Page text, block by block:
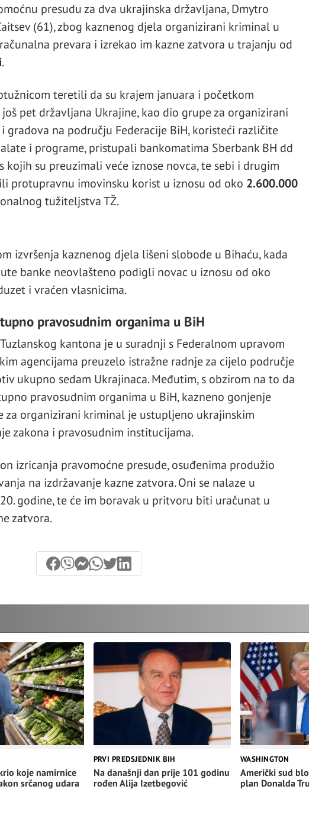
presudu za dva ukrajinska državljana, Dmytro
(61), zbog kaznenog djela organizirani kriminal u
prevara i izrekao im kazne zatvora u trajanju od
.
teretili da su krajem januara i početkom
pet državljana Ukrajine, kao dio grupe za organizirani
gradova na području Federacije BiH, koristeći različite
i programe, pristupali bankomatima Sberbank BH dd
kojih su preuzimali veće iznose novca, te sebi i drugim
protupravnu imovinsku korist u iznosu od oko 2.600.000
tužiteljstva TŽ.
izvršenja kaznenog djela lišeni slobode u Bihaću, kada
banke neovlašteno podigli novac u iznosu od oko
i vraćen vlasnicima.
pravosudnim organima u BiH
kantona je u suradnji s Federalnom upravom
agencijama preuzelo istražne radnje za cijelo područje
ukupno sedam Ukrajinaca. Međutim, s obzirom na to da
pravosudnim organima u BiH, kazneno gonjenje
za organizirani kriminal je ustupljeno ukrajinskim
zakona i pravosudnim institucijama.
izricanja pravomoćne presude, osuđenima produžio
na izdržavanje kazne zatvora. Oni se nalaze u
godine, te će im boravak u pritvoru biti uračunat u
zatvora.
koje namirnice
srčanog udara
PRVI PREDSJEDNIK BIH
Na današnji dan prije 101 godinu
rođen Alija Izetbegović
WASHINGTON
Američki sud
plan Donalda